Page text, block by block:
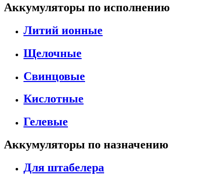
Аккумуляторы по исполнению
Литий ионные
Щелочные
Свинцовые
Кислотные
Гелевые
Аккумуляторы по назначению
Для штабелера